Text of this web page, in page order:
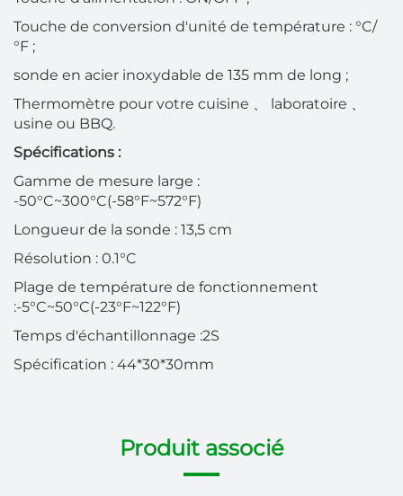
Touche de conversion d'unité de température : °C/
°F ;
sonde en acier inoxydable de 135 mm de long ;
Thermomètre pour votre cuisine 、 laboratoire 、
usine ou BBQ.
Spécifications :
Gamme de mesure large :
-50°C~300°C(-58°F~572°F)
Longueur de la sonde : 13,5 cm
Résolution : 0.1°C
Plage de température de fonctionnement
:-5°C~50°C(-23°F~122°F)
Temps d'échantillonnage :2S
Spécification : 44*30*30mm
Produit associé